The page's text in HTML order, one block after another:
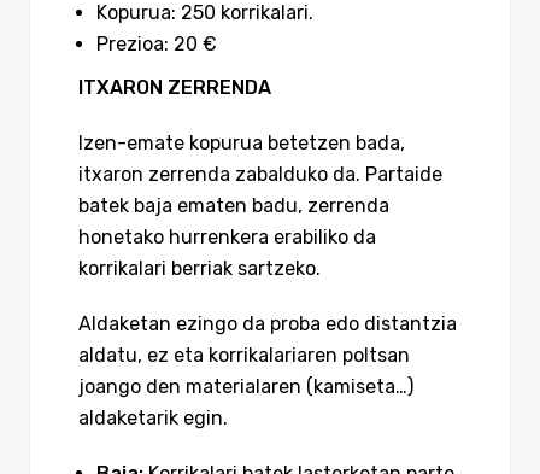
Kopurua: 250 korrikalari.
Prezioa: 20 €
ITXARON ZERRENDA
Izen-emate kopurua betetzen bada,
itxaron zerrenda zabalduko da. Partaide
batek baja ematen badu, zerrenda
honetako hurrenkera erabiliko da
korrikalari berriak sartzeko.
Aldaketan ezingo da proba edo distantzia
aldatu, ez eta korrikalariaren poltsan
joango den materialaren (kamiseta…)
aldaketarik egin.